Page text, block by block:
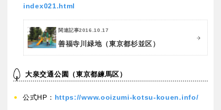
index021.html
関連記事2016.10.17
善福寺川緑地（東京都杉並区）
大泉交通公園（東京都練馬区）
公式HP： https://www.ooizumi-kotsu-kouen.info/